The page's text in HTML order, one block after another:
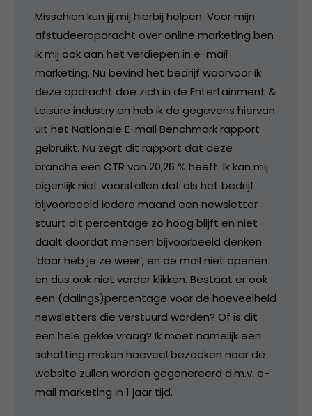
Misschien kun jij mij hierbij helpen. Voor mijn
afstudeeropdracht over online marketing ben
ik mij ook aan het verdiepen in e-mail
marketing. Nu bevind het bedrijf waarvoor ik
deze opdracht doe zich in de Entertainment &
Leisure industry en heb ik de gegevens hiervan
uit het Nationale E-mail Benchmark rapport
gebruikt. Nu zegt dit rapport dat deze
branche een CTR van 20,26 % heeft. Ik kan mij
eigenlijk niet voorstellen dat als het bedrijf
bijvoorbeeld iedere maand een newsletter
stuurt dit percentage zo hoog blijft en niet
daalt doordat mensen bijvoorbeeld denken
‘daar heb je ze weer’, en de mail niet openen
en dus ook niet verder klikken. Bestaat er ook
een (dalings)percentage voor de hoeveelheid
newsletters die verstuurd worden? Of is dit
een hele gekke vraag? Ik moet namelijk een
schatting maken hoeveel bezoeken naar de
website zullen worden gegenereerd d.m.v. e-
mail marketing in 1 jaar tijd.